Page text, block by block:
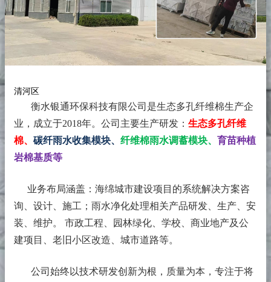
清河区
衡水银通环保科技有限公司是生态多孔纤维棉生产企
业，成立于2018年。 公司主要生产研发： 生态多孔纤维
棉、 碳纤雨水收集模块、 纤维棉雨水调蓄模块、 育苗种植
岩棉基质等
业务布局涵盖：海绵城市建设项目的系统解决方案咨
询、设计、施工；雨水净化处理相关产品研发、生产、安
装、维护。 市政工程、园林绿化、学校、商业地产及公
建项目、老旧小区改造、城市道路等。
公司始终以技术研发创新为根，质量为本，专注于将